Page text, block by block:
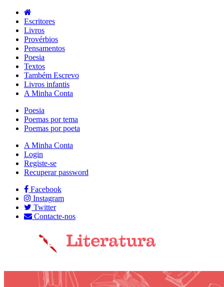
Escritores
Livros
Provérbios
Pensamentos
Poesia
Textos
Também Escrevo
Livros infantis
A Minha Conta
Poesia
Poemas por tema
Poemas por poeta
A Minha Conta
Login
Registe-se
Recuperar password
Facebook
Instagram
Twitter
Contacte-nos